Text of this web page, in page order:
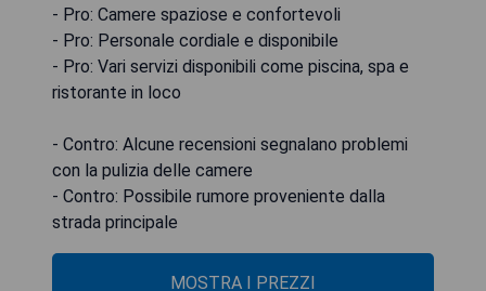
- Pro: Camere spaziose e confortevoli
- Pro: Personale cordiale e disponibile
- Pro: Vari servizi disponibili come piscina, spa e
ristorante in loco
- Contro: Alcune recensioni segnalano problemi
con la pulizia delle camere
- Contro: Possibile rumore proveniente dalla
strada principale
MOSTRA I PREZZI